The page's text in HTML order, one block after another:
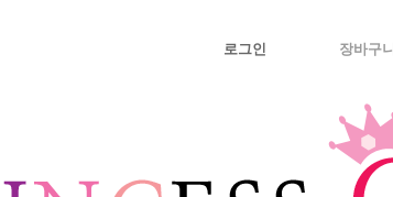
로그인 장바구니